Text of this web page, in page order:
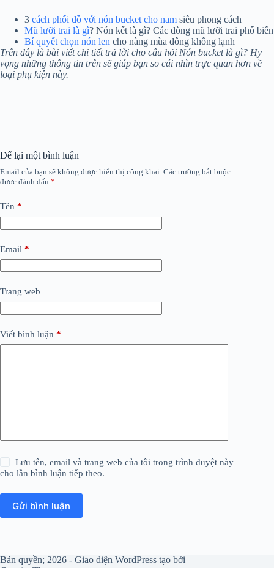
3 cách phối đồ với nón bucket cho nam siêu phong cách
Mũ lưỡi trai là gì? Nón kết là gì? Các dòng mũ lưỡi trai phổ biến
Bí quyết chọn nón len cho nàng mùa đông không lạnh
Trên đây là bài viết chi tiết trả lời cho câu hỏi Nón bucket là gì? Hy
vọng những thông tin trên sẽ giúp bạn so cái nhìn trực quan hơn về
loại phụ kiện này.
Để lại một bình luận
Email của bạn sẽ không được hiển thị công khai. Các trường bắt buộc
được đánh dấu *
Tên *
Email *
Trang web
Viết bình luận *
Lưu tên, email và trang web của tôi trong trình duyệt này
cho lần bình luận tiếp theo.
Gửi bình luận
Bản quyền; 2026 - Giao diện WordPress tạo bởi